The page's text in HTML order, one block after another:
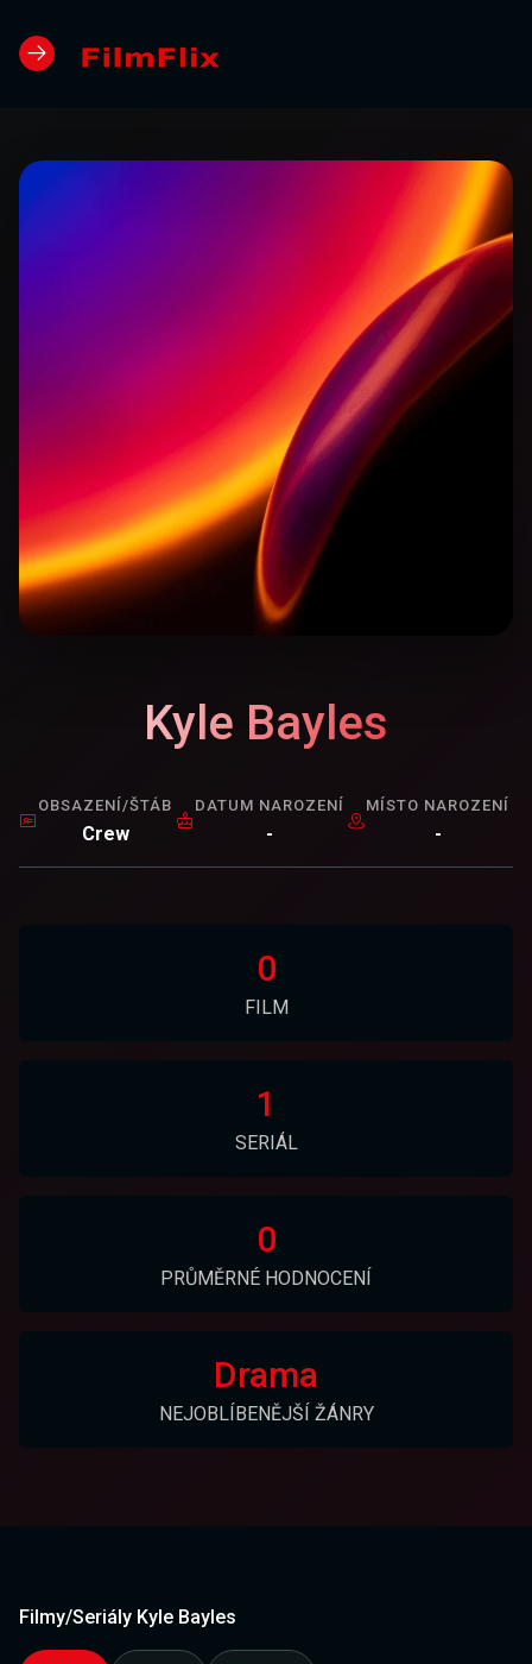
Kyle Bayles
OBSAZENÍ/ŠTÁB
Crew
DATUM NAROZENÍ
-
MÍSTO NAROZENÍ
-
0
FILM
1
SERIÁL
0
PRŮMĚRNÉ HODNOCENÍ
Drama
NEJOBLÍBENĚJŠÍ ŽÁNRY
Filmy/Seriály Kyle Bayles